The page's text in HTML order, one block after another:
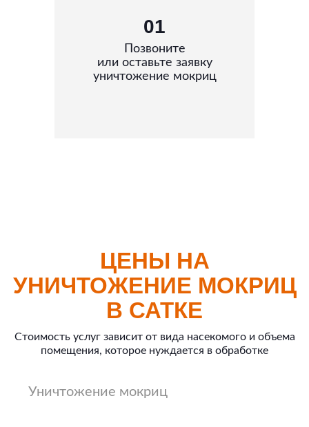
01
Позвоните
или оставьте заявку
уничтожение мокриц
ЦЕНЫ НА
УНИЧТОЖЕНИЕ МОКРИЦ
В САТКЕ
Стоимость услуг зависит от вида насекомого и объема
помещения, которое нуждается в обработке
Уничтожение мокриц